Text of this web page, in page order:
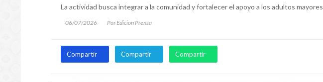
La actividad busca integrar a la comunidad y fortalecer el apoyo a los adultos mayores
06/07/2026 Por Edicion Prensa
Compartir Compartir Compartir